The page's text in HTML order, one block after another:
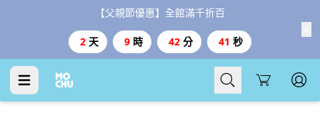
Cart
全部商品